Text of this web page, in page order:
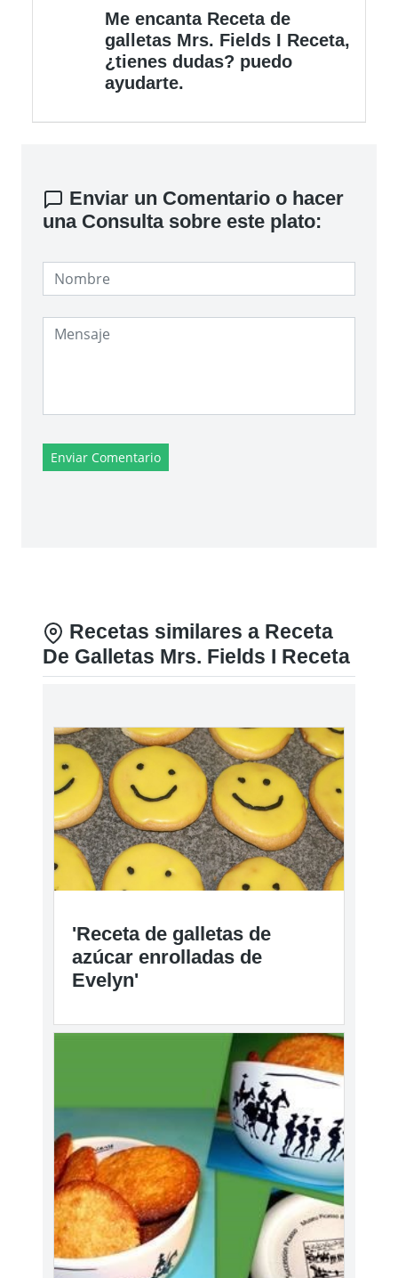
Me encanta Receta de
galletas Mrs. Fields I Receta,
¿tienes dudas? puedo
ayudarte.
Enviar un Comentario o hacer
una Consulta sobre este plato:
Enviar Comentario
Recetas similares a Receta
De Galletas Mrs. Fields I Receta
'Receta de galletas de
azúcar enrolladas de
Evelyn'